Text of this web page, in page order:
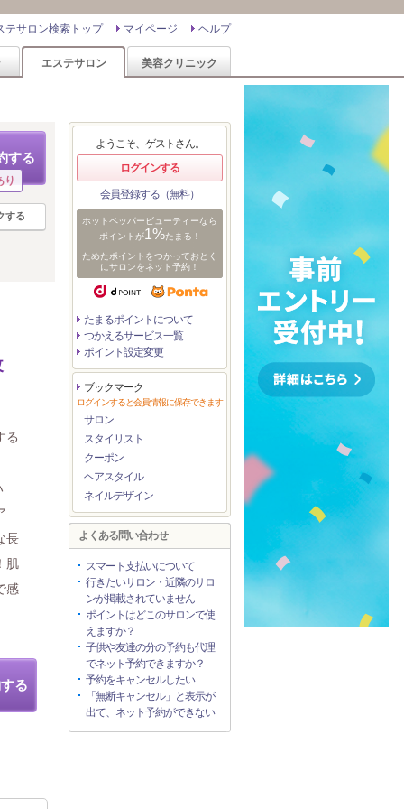
ヘルプ
マイページ
テサロン検索トップ
エステサロン 美容クリニック
する
り
する
る
長
肌
感
る
ようこそ、ゲストさん。
ログインする
会員登録する（無料）
ホットペッパービューティーなら
ポイントが1%たまる！
ためたポイントをつかっておとく
にサロンをネット予約！
たまるポイントについて
つかえるサービス一覧
ポイント設定変更
ブックマーク
ログインすると会員情報に保存できます
サロン
スタイリスト
クーポン
ヘアスタイル
ネイルデザイン
よくある問い合わせ
スマート支払いについて
行きたいサロン・近隣のサロ
ンが掲載されていません
ポイントはどこのサロンで使
えますか？
子供や友達の分の予約も代理
でネット予約できますか？
予約をキャンセルしたい
「無断キャンセル」と表示が
出て、ネット予約ができない